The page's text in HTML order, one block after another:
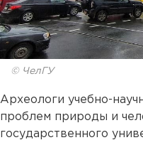
© ЧелГУ
Археологи учебно-
проблем природы и
государственного